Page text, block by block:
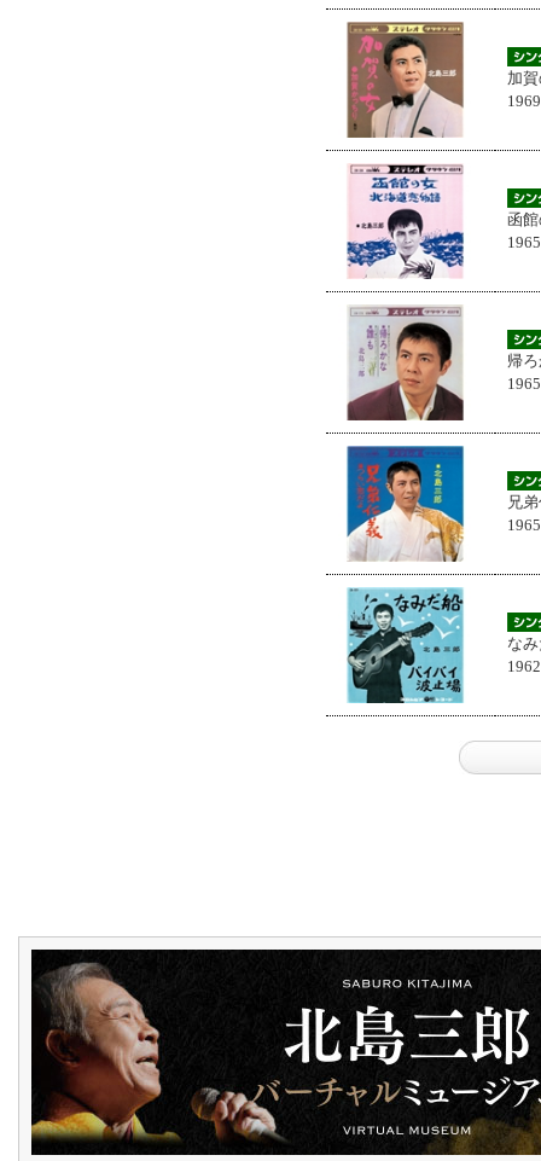
加
函
帰
兄
な